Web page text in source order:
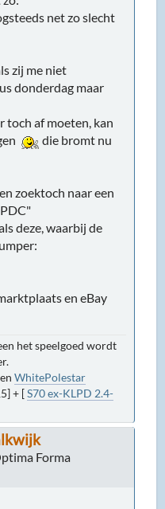
net zo slecht
zij me niet
donderdag maar
toch af moeten, kan
die bromt nu
zoektoch naar een
deze, waarbij de
en eBay
het speelgoed wordt
en WhitePolestar
+ [S70 ex-KLPD 2.4-
Forma